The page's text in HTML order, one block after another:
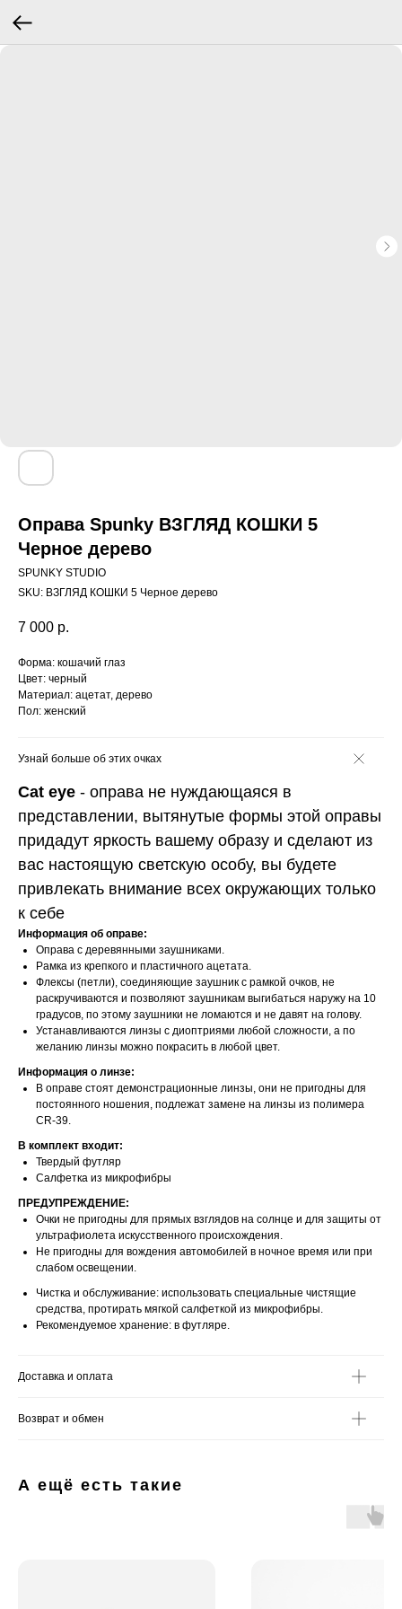
Оправа Spunky ВЗГЛЯД КОШКИ 5
Черное дерево
SPUNKY STUDIO
SKU: ВЗГЛЯД КОШКИ 5 Черное дерево
7 000 р.
Форма: кошачий глаз
Цвет: черный
Материал: ацетат, дерево
Пол: женский
Узнай больше об этих очках
Cat eye - оправа не нуждающаяся в
представлении, вытянутые формы этой оправы
придадут яркость вашему образу и сделают из
вас настоящую светскую особу, вы будете
привлекать внимание всех окружающих только
к себе
Информация об оправе:
Оправа с деревянными заушниками.
Рамка из крепкого и пластичного ацетата.
Флексы (петли), соединяющие заушник с рамкой очков, не
раскручиваются и позволяют заушникам выгибаться наружу на 10
градусов, по этому заушники не ломаются и не давят на голову.
Устанавливаются линзы с диоптриями любой сложности, а по
желанию линзы можно покрасить в любой цвет.
Информация о линзе:
В оправе стоят демонстрационные линзы, они не пригодны для
постоянного ношения, подлежат замене на линзы из полимера
CR-39.
В комплект входит:
Твердый футляр
Салфетка из микрофибры
ПРЕДУПРЕЖДЕНИЕ:
Очки не пригодны для прямых взглядов на солнце и для защиты от
ультрафиолета искусственного происхождения.
Не пригодны для вождения автомобилей в ночное время или при
слабом освещении.
Чистка и обслуживание: использовать специальные чистящие
средства, протирать мягкой салфеткой из микрофибры.
Рекомендуемое хранение: в футляре.
Доставка и оплата
Возврат и обмен
А ещё есть такие